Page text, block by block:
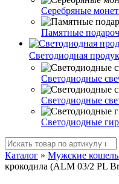
Серебряные
Памятные
Светодиодная
Светодиодные
Светодиодные
Светодиодные
Каталог » Мужские
крокодила (ALM 03/2 PL